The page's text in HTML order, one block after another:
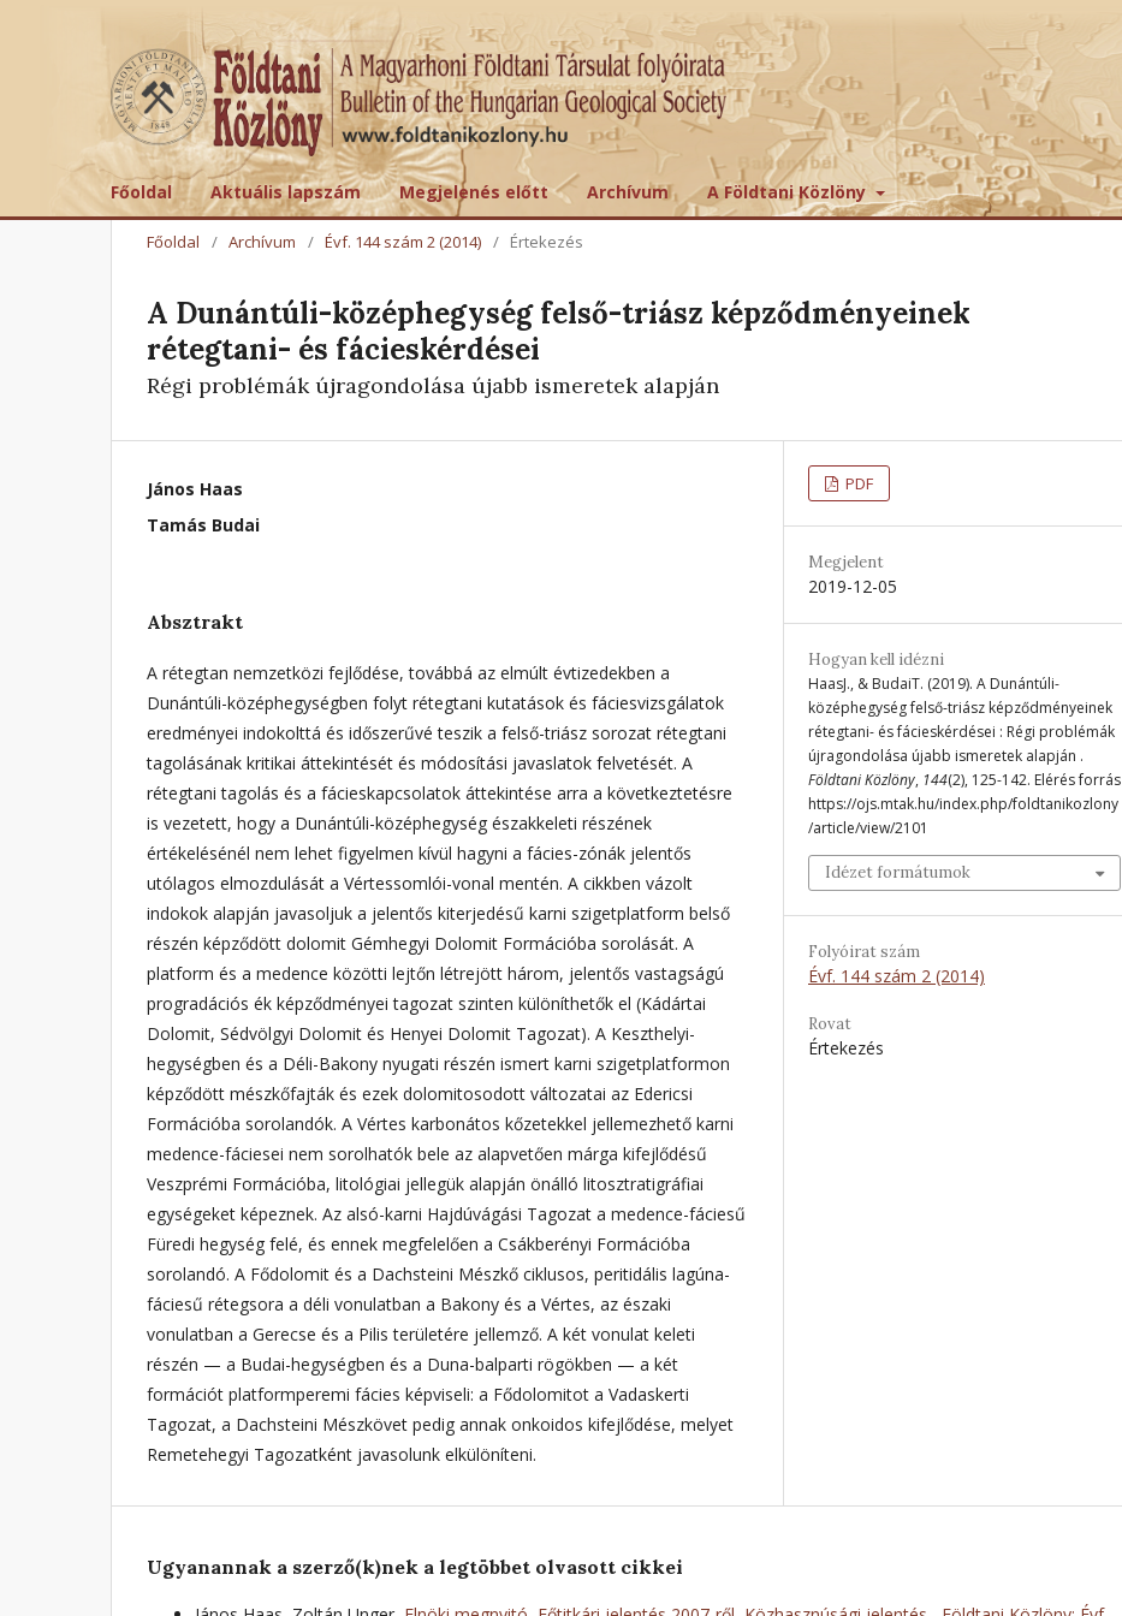
Főoldal Aktuális lapszám Megjelenés előtt Archívum A Földtani Közlöny
Főoldal / Archívum / Évf. 144 szám 2 (2014) / Értekezés
A Dunántúli-középhegység felső-triász képződményeinek
rétegtani- és fácieskérdései
Régi problémák újragondolása újabb ismeretek alapján
János Haas
Tamás Budai
Absztrakt
A rétegtan nemzetközi fejlődése, továbbá az elmúlt évtizedekben a
Dunántúli-középhegységben folyt rétegtani kutatások és fáciesvizsgálatok
eredményei indokolttá és időszerűvé teszik a felső-triász sorozat rétegtani
tagolásának kritikai áttekintését és módosítási javaslatok felvetését. A
rétegtani tagolás és a fácieskapcsolatok áttekintése arra a következtetésre
is vezetett, hogy a Dunántúli-középhegység északkeleti részének
értékelésénél nem lehet figyelmen kívül hagyni a fácies-zónák jelentős
utólagos elmozdulását a Vértessomlói-vonal mentén. A cikkben vázolt
indokok alapján javasoljuk a jelentős kiterjedésű karni szigetplatform belső
részén képződött dolomit Gémhegyi Dolomit Formációba sorolását. A
platform és a medence közötti lejtőn létrejött három, jelentős vastagságú
progradációs ék képződményei tagozat szinten különíthetők el (Kádártai
Dolomit, Sédvölgyi Dolomit és Henyei Dolomit Tagozat). A Keszthelyi-
hegységben és a Déli-Bakony nyugati részén ismert karni szigetplatformon
képződött mészkőfajták és ezek dolomitosodott változatai az Edericsi
Formációba sorolandók. A Vértes karbonátos kőzetekkel jellemezhető karni
medence-fáciesei nem sorolhatók bele az alapvetően márga kifejlődésű
Veszprémi Formációba, litológiai jellegük alapján önálló litosztratigráfiai
egységeket képeznek. Az alsó-karni Hajdúvágási Tagozat a medence-fáciesű
Füredi hegység felé, és ennek megfelelően a Csákberényi Formációba
sorolandó. A Fődolomit és a Dachsteini Mészkő ciklusos, peritidális lagúna-
fáciesű rétegsora a déli vonulatban a Bakony és a Vértes, az északi
vonulatban a Gerecse és a Pilis területére jellemző. A két vonulat keleti
részén — a Budai-hegységben és a Duna-balparti rögökben — a két
formációt platformperemi fácies képviseli: a Fődolomitot a Vadaskerti
Tagozat, a Dachsteini Mészkövet pedig annak onkoidos kifejlődése, melyet
Remetehegyi Tagozatként javasolunk elkülöníteni.
PDF
Megjelent
2019-12-05
Hogyan kell idézni
HaasJ., & BudaiT. (2019). A Dunántúli-
középhegység felső-triász képződményeinek
rétegtani- és fácieskérdései : Régi problémák
újragondolása újabb ismeretek alapján .
Földtani Közlöny, 144(2), 125-142. Elérés forrás
https://ojs.mtak.hu/index.php/foldtanikozlony
/article/view/2101
Idézet formátumok
Folyóirat szám
Évf. 144 szám 2 (2014)
Rovat
Értekezés
Ugyanannak a szerző(k)nek a legtöbbet olvasott cikkei